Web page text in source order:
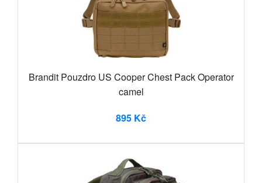
Brandit Pouzdro US Cooper Chest Pack Operator
camel
895 Kč